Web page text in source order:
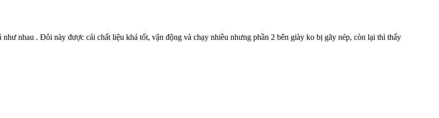
nhau . Đôi này được cái chất liệu khá tốt, vận động và chạy nhiều nhưng phần 2 bên giày ko bị gãy nép, còn lại thì thấy